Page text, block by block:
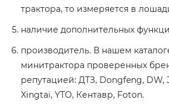
трактора, то измеряется в
наличие дополнительных
производитель. В нашем
минитрактора проверенных
репутацией: ДТЗ, Dongfeng, DW,
Xingtai, YTO, Кентавр, Foton.